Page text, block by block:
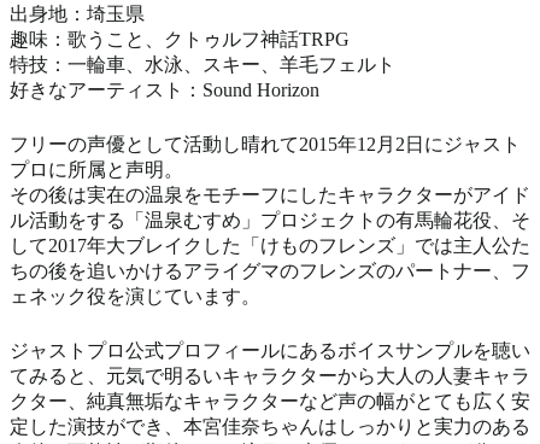
出身地：埼玉県
趣味：歌うこと、クトゥルフ神話TRPG
特技：一輪車、水泳、スキー、羊毛フェルト
好きなアーティスト：Sound Horizon
フリーの声優として活動し晴れて2015年12月2日にジャスト
プロに所属と声明。
その後は実在の温泉をモチーフにしたキャラクターがアイド
ル活動をする「温泉むすめ」プロジェクトの有馬輪花役、そ
して2017年大ブレイクした「けものフレンズ」では主人公た
ちの後を追いかけるアライグマのフレンズのパートナー、フ
ェネック役を演じています。
ジャストプロ公式プロフィールにあるボイスサンプルを聴い
てみると、元気で明るいキャラクターから大人の人妻キャラ
クター、純真無垢なキャラクターなど声の幅がとても広く安
定した演技ができ、本宮佳奈ちゃんはしっかりと実力のある